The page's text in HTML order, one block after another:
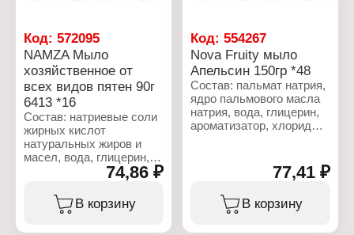
Вес: 90 г
Код: 572095
NAMZA Мыло
хозяйственное от
всех видов пятен 90г
6413 *16
Состав: натриевые соли
жирных кислот
натуральных жиров и
масел, вода, глицерин,
желчь, хлорид натрия,
неостаб (триэтаноламин,
этидронат натрия,
бензойная кислота,
74,86 ₽
В корзину
Код:554267
Nova Fruity мыло
Апельсин 150гр *48
Состав: пальмат натрия,
ядро пальмового масла
натрия, вода, глицерин,
ароматизатор, хлорид
натрия, тетранатрий
ЭДТА, этидроновая
кислота, лактат натрия,
Cl 19140, CI 45100.
77,41 ₽
В корзину